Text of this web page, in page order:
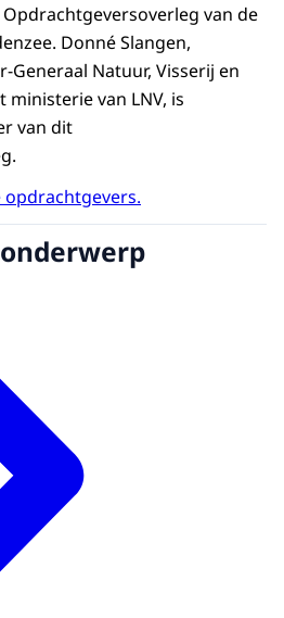
van de
Donné Slangen,
Natuur, Visserij en
ministerie van LNV, is
van dit
opdrachtgevers.